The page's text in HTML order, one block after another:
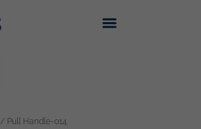
/ Pull Handle-014